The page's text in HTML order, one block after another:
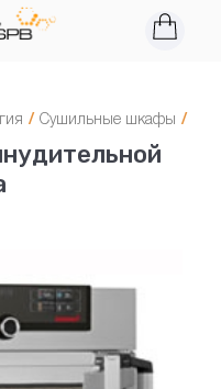
/ Сушильные шкафы /